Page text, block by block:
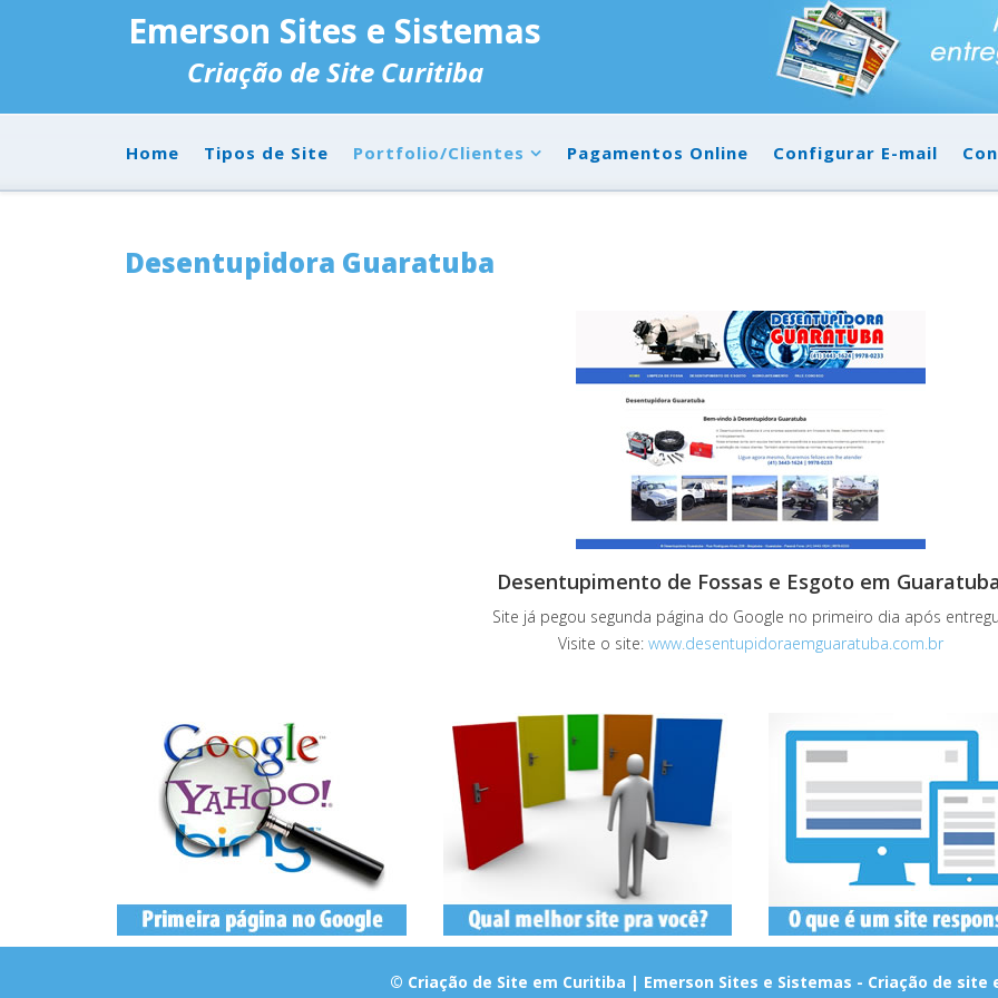
Emerson Sites e Sistemas
Criação de Site Curitiba
Home Tipos de Site Portfolio/Clientes Pagamentos Online Configurar E-mail
Desentupidora Guaratuba
Desentupimento de Fossas e Esgoto em
Site já pegou segunda página do Google no primeiro dia após
Visite o site: www.desentupidoraemguaratuba.com.br
© Criação de Site em Curitiba | Emerson Sites e Sistemas - Criação de site